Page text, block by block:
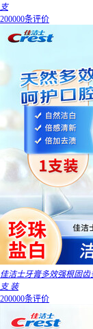
支
200000条评价
佳洁士牙膏多效强根固
支 装
200000条评价